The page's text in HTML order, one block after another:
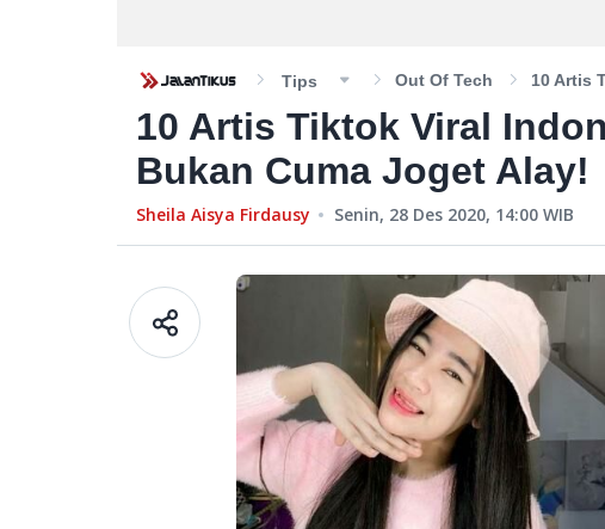
Tips Out Of Tech 10 Artis
10 Artis Tiktok Viral
Bukan Cuma Joget Alay!
Sheila Aisya Firdausy Senin, 28 Des 2020, 14:00 WIB